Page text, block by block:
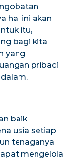
hal ini akan
itu,
bagi kita
yang
pribadi
baik
usia setiap
tenaganya
mengelola